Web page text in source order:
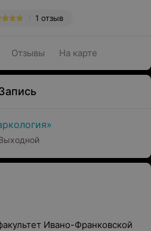
1 отзыв
Отзывы На карте
Ивано-Франковской